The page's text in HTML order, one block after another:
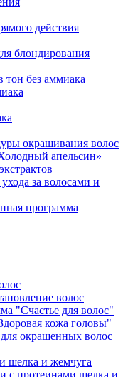
действия
блондирования
тон без аммиака
окрашивания волос
апельсин»
за волосами и
программа
волос
"Счастье для волос"
кожа головы"
окрашенных волос
шелка и жемчуга
с протеинами шелка и